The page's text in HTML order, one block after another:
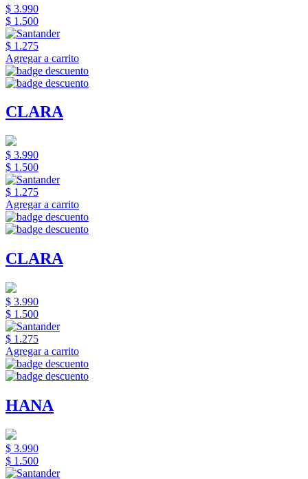
$ 3.990
$ 1.500
$ 1.275
Agregar a carrito
CLARA
$ 3.990
$ 1.500
$ 1.275
Agregar a carrito
CLARA
$ 3.990
$ 1.500
$ 1.275
Agregar a carrito
HANA
$ 3.990
$ 1.500